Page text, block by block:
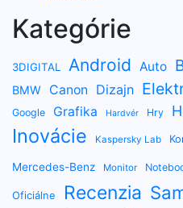
Kategórie
3DIGITAL Android Auto
BMW Canon Dizajn
Google
Grafika Hardvér Hry
Inovácie Kaspersky Lab
Mercedes-Benz Monitor
Oficiálne Recenzia